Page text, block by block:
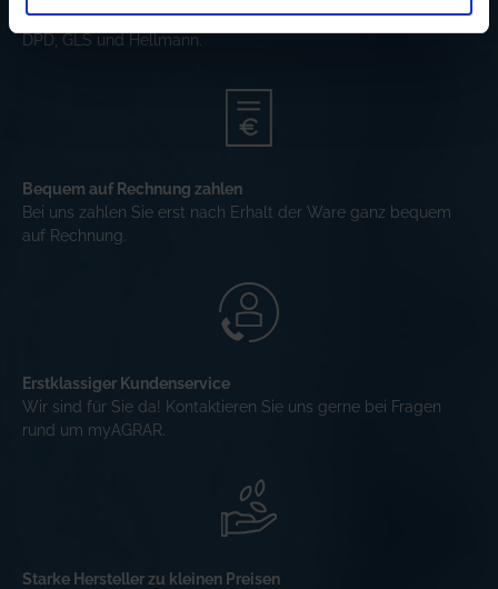
Wir versenden schnell, zuverlässig und nachverfolgbar mit
DPD, GLS und Hellmann.
Bequem auf Rechnung zahlen
Bei uns zahlen Sie erst nach Erhalt der Ware ganz bequem
auf Rechnung.
Erstklassiger Kundenservice
Wir sind für Sie da! Kontaktieren Sie uns gerne bei Fragen
rund um myAGRAR.
Starke Hersteller zu kleinen Preisen